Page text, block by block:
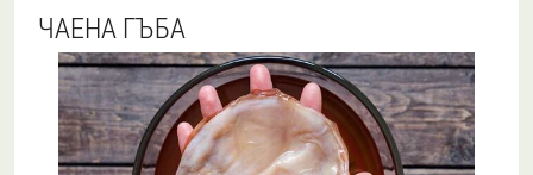
ЧАЕНА ГЪБА